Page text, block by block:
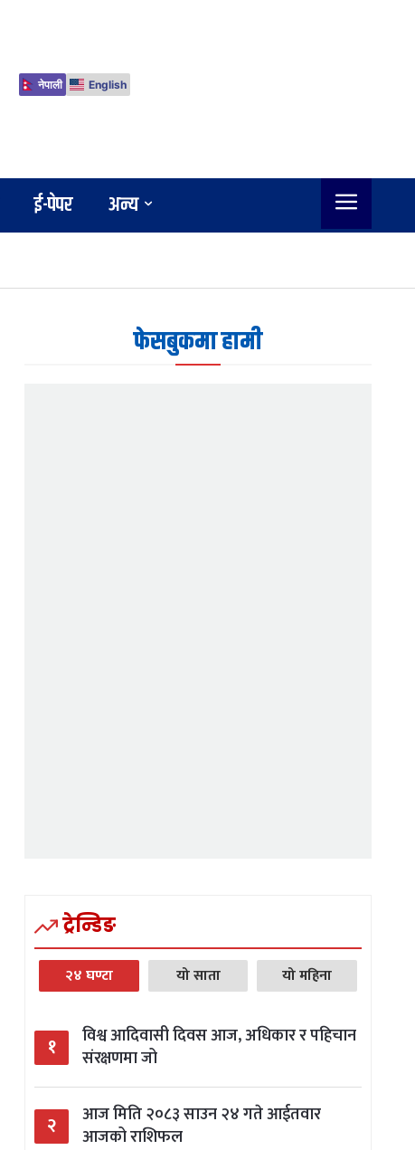
नेपाली English
ई-पेपर
अन्य
फेसबुकमा हामी
ट्रेन्डिङ
२४ घण्टा यो साता यो महिना
१
विश्व आदिवासी दिवस आज, अधिकार र पहिचान
संरक्षणमा जो
२
आज मिति २०८३ साउन २४ गते आईतवार
आजको राशिफल